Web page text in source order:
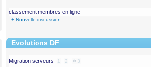
classement membres en ligne
+ Nouvelle discussion
Evolutions DF
Migration serveurs 1 2 3